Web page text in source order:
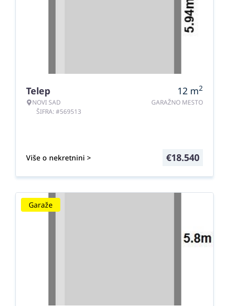
Telep
NOVI SAD
ŠIFRA: #569513
12 m2
GARAŽNO MESTO
Više o nekretnini > €18.540
Garaže